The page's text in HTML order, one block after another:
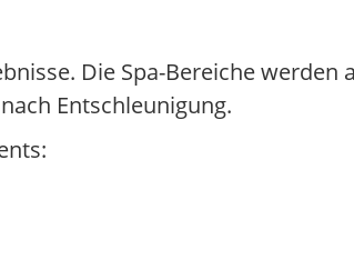
Die Spa-Bereiche werden
Entschleunigung.